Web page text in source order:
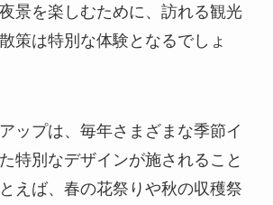
景を楽しむために、訪れる観光
策は特別な体験となるでしょ
ップは、毎年さまざまな季節イ
特別なデザインが施されること
えば、春の花祭りや秋の収穫祭